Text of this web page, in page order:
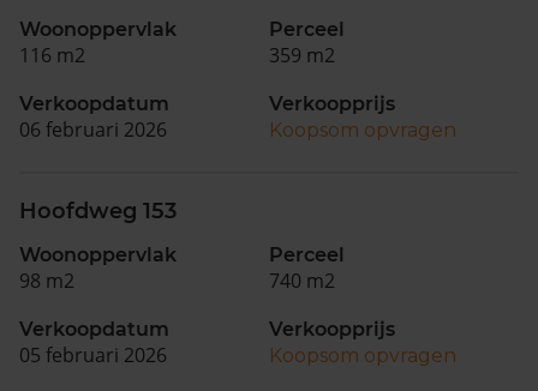
Woonoppervlak
116 m2
Perceel
359 m2
Verkoopdatum
06 februari 2026
Verkoopprijs
Koopsom opvragen
Hoofdweg 153
Woonoppervlak
98 m2
Perceel
740 m2
Verkoopdatum
05 februari 2026
Verkoopprijs
Koopsom opvragen